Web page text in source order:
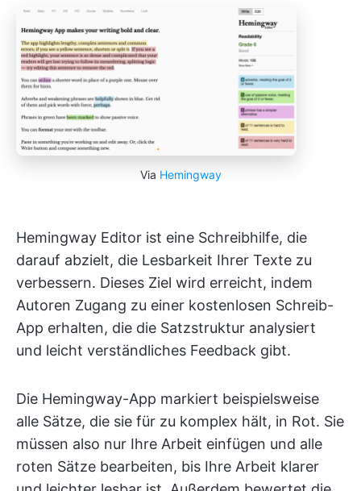
Via Hemingway
Hemingway Editor ist eine Schreibhilfe, die
darauf abzielt, die Lesbarkeit Ihrer Texte zu
verbessern. Dieses Ziel wird erreicht, indem
Autoren Zugang zu einer kostenlosen Schreib-
App erhalten, die die Satzstruktur analysiert
und leicht verständliches Feedback gibt.
Die Hemingway-App markiert beispielsweise
alle Sätze, die sie für zu komplex hält, in Rot. Sie
müssen also nur Ihre Arbeit einfügen und alle
roten Sätze bearbeiten, bis Ihre Arbeit klarer